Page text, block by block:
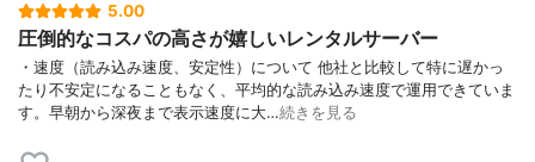
5.00
圧倒的なコスパの高さが嬉しいレンタルサーバー
・速度（読み込み速度、安定性）について 他社と比較して特に遅かっ
たり不安定になることもなく、平均的な読み込み速度で運用できていま
す。早朝から深夜まで表示速度に大…続きを見る